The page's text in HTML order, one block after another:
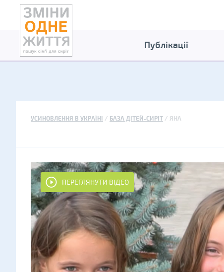
Публікації
УСИНОВЛЕННЯ В УКРАЇНІ БАЗА ДІТЕЙ-СИРІТ ЯНА
ПЕРЕГЛЯНУТИ ВІДЕО